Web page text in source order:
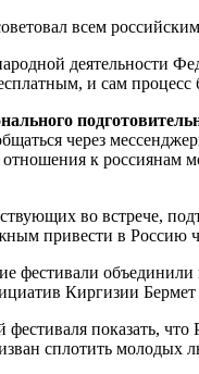
всем
деятельности
и сам процесс
через
к россиянам
во встрече,
привести в Россию
фестивали
Киргизии
показать,
сплотить молодых